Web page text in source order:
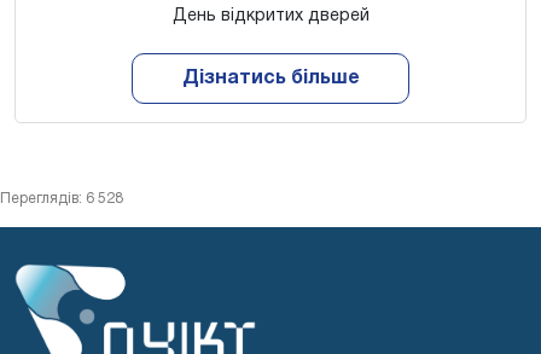
День відкритих дверей
Дізнатись більше
Переглядів: 6 528